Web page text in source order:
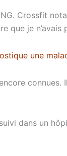
Crossfit
que je
une
dans un